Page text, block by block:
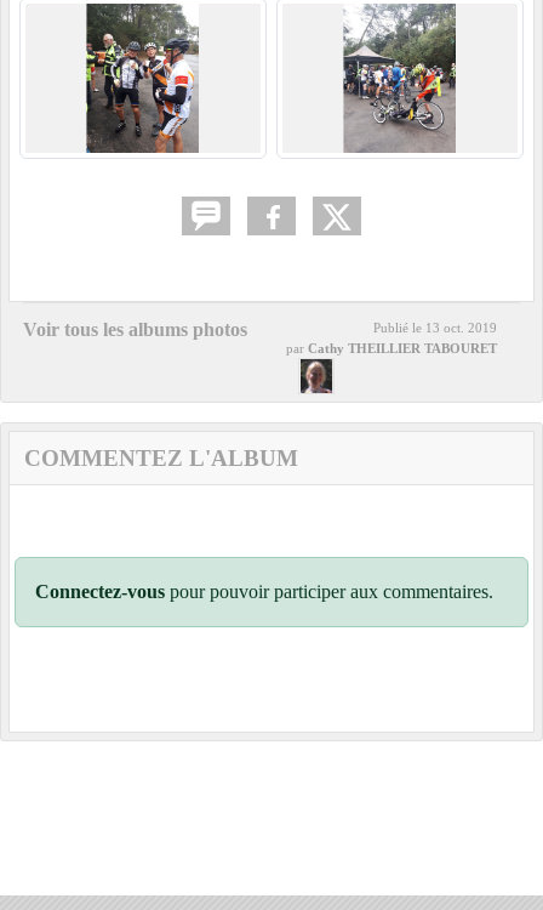
Voir tous les albums photos Publié le 13 oct. 2019
par Cathy THEILLIER TABOURET
COMMENTEZ L'ALBUM
Connectez-vous pour pouvoir participer aux commentaires.